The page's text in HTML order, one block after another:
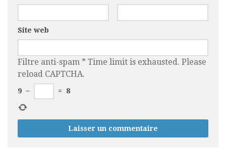
Site web
Filtre anti-spam * Time limit is exhausted. Please
reload CAPTCHA.
9 − = 8